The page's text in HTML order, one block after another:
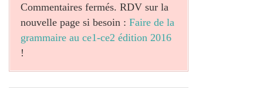
Commentaires fermés. RDV sur la
nouvelle page si besoin : Faire de la
grammaire au ce1-ce2 édition 2016
!